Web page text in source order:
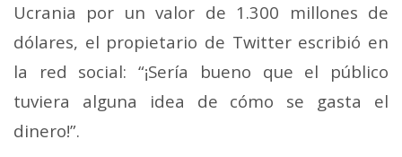
Ucrania por un valor de 1.300 millones de
dólares, el propietario de Twitter escribió en
la red social: “¡Sería bueno que el público
tuviera alguna idea de cómo se gasta el
dinero!”.